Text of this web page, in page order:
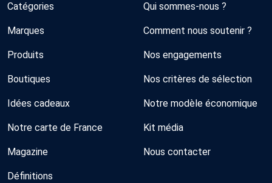
Catégories
Marques
Produits
Boutiques
Idées cadeaux
Notre carte de France
Magazine
Définitions
Qui sommes-nous ?
Comment nous soutenir ?
Nos engagements
Nos critères de sélection
Notre modèle économique
Kit média
Nous contacter